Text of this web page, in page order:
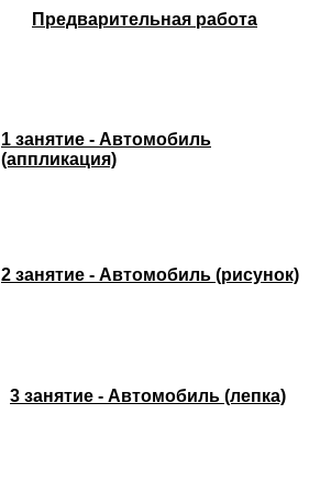
Предварительная работа
1 занятие - Автомобиль
(аппликация)
2 занятие - Автомобиль (рисунок)
3 занятие - Автомобиль (лепка)